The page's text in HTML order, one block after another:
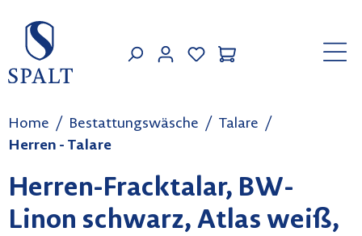
Zum Hauptinhalt springen
MEIN KONTO
Home Bestattungswäsche
Talare
Herren - Talare
Herren-Fracktalar, BW-
Linon schwarz, Atlas weiß,